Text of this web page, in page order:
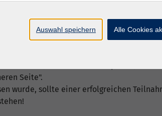
Firefox, Chrome oder der neue Edge auf
diesen kurzen Selbst-Test von Zoom
auch gleich das Zoom-Programm für
Gerät (Tablet oder Smartphone)
Seite".
wurde, sollte einer erfolgreichen
Auswahl speichern Alle Cookies